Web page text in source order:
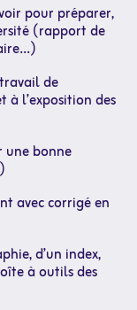
pour préparer,
(rapport de
de
à l’exposition des
une bonne
avec corrigé en
d’un index,
à outils des